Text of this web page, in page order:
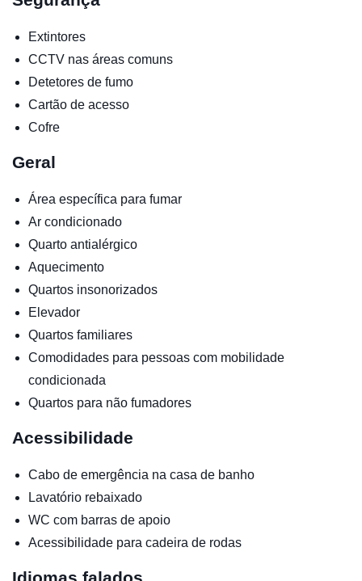
Extintores
CCTV nas áreas comuns
Detetores de fumo
Cartão de acesso
Cofre
Geral
Área específica para fumar
Ar condicionado
Quarto antialérgico
Aquecimento
Quartos insonorizados
Elevador
Quartos familiares
Comodidades para pessoas com mobilidade
condicionada
Quartos para não fumadores
Acessibilidade
Cabo de emergência na casa de banho
Lavatório rebaixado
WC com barras de apoio
Acessibilidade para cadeira de rodas